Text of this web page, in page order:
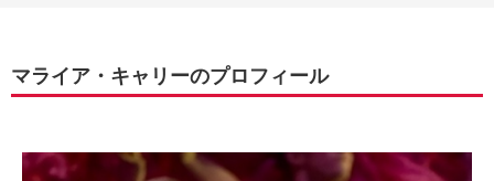
マライア・キャリーのプロフィール